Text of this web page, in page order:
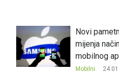
Novi
mijenja
mobilnog
Mobilni